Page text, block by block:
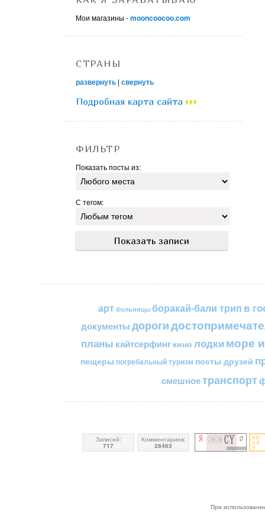
Мои магазины -mooncoocoo.com
СТРАНЫ
развернуть | свернуть
Подробная карта сайта
ФИЛЬТР
Показать посты из:
С тегом:
арт больницы боракай-бали трип в
документыдороги
планы кайтсерфинг кино лодкиморе
пещеры погребальный туризм посты друзей
смешноетранспорт
Записей:
717
Комментариев:
28463
При